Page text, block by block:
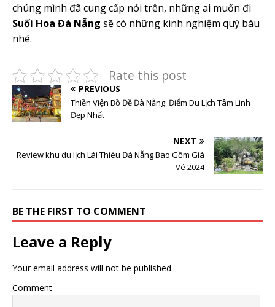
chúng mình đã cung cấp nói trên, những ai muốn đi
Suối Hoa Đà Nẵng sẽ có những kinh nghiệm quý báu
nhé.
Rate this post
PREVIOUS
Thiền Viện Bồ Đề Đà Nẵng: Điểm Du Lịch Tâm Linh
Đẹp Nhất
NEXT
Review khu du lịch Lái Thiêu Đà Nẵng Bao Gồm Giá
Vé 2024
BE THE FIRST TO COMMENT
Leave a Reply
Your email address will not be published.
Comment